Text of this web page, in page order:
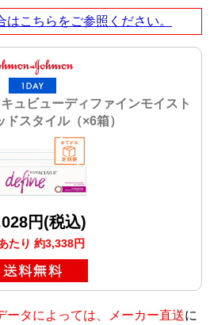
はこちら をご参照ください。
ュビューディファインモイスト
ドスタイル（×6箱）
円(税込)
たり 約3,338円
ータによっては、メーカー直送に